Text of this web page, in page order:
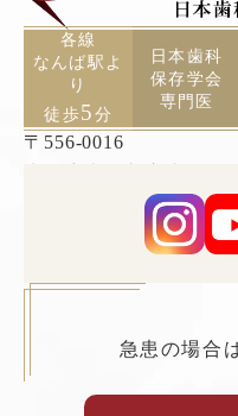
各線
なんば駅よ
り
徒歩5分
日本歯科
保存学会
専門医
〒556-0016
急患の場合